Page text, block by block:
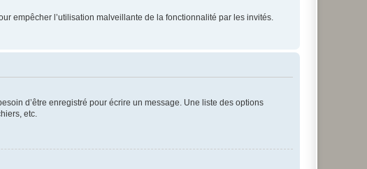
empêcher l’utilisation malveillante de la fonctionnalité par les invités.
d’être enregistré pour écrire un message. Une liste des options
etc.